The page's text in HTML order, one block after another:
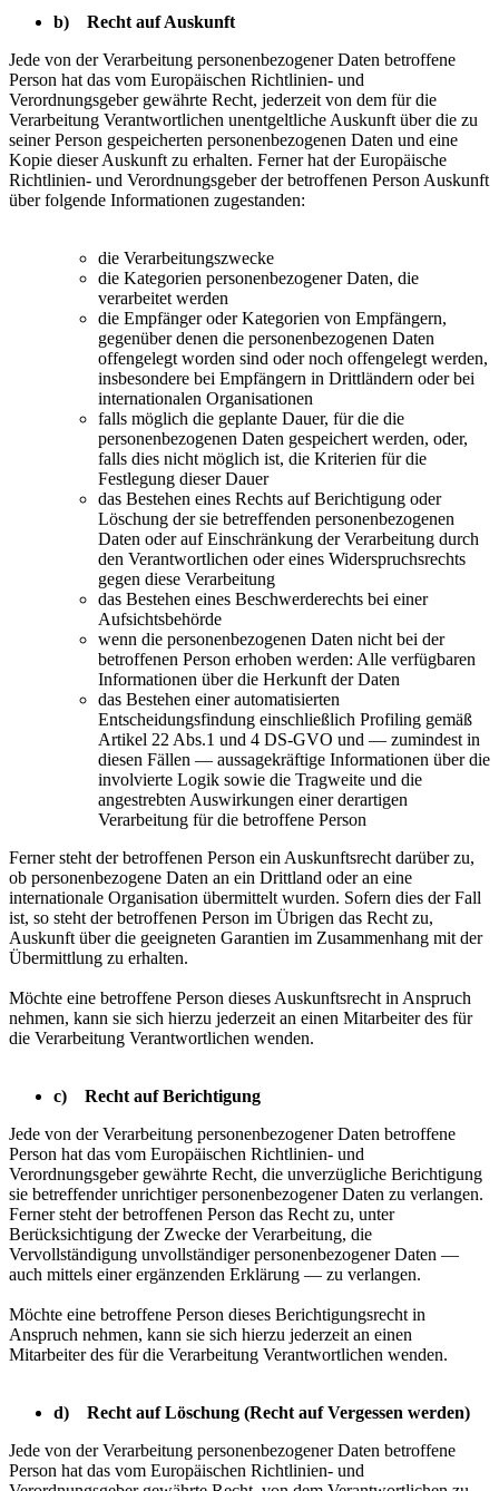
b) Recht auf Auskunft
Jede von der Verarbeitung personenbezogener Daten betroffene
Person hat das vom Europäischen Richtlinien- und
Verordnungsgeber gewährte Recht, jederzeit von dem für die
Verarbeitung Verantwortlichen unentgeltliche Auskunft über die zu
seiner Person gespeicherten personenbezogenen Daten und eine
Kopie dieser Auskunft zu erhalten. Ferner hat der Europäische
Richtlinien- und Verordnungsgeber der betroffenen Person Auskunft
über folgende Informationen zugestanden:
die Verarbeitungszwecke
die Kategorien personenbezogener Daten, die
verarbeitet werden
die Empfänger oder Kategorien von Empfängern,
gegenüber denen die personenbezogenen Daten
offengelegt worden sind oder noch offengelegt werden,
insbesondere bei Empfängern in Drittländern oder bei
internationalen Organisationen
falls möglich die geplante Dauer, für die die
personenbezogenen Daten gespeichert werden, oder,
falls dies nicht möglich ist, die Kriterien für die
Festlegung dieser Dauer
das Bestehen eines Rechts auf Berichtigung oder
Löschung der sie betreffenden personenbezogenen
Daten oder auf Einschränkung der Verarbeitung durch
den Verantwortlichen oder eines Widerspruchsrechts
gegen diese Verarbeitung
das Bestehen eines Beschwerderechts bei einer
Aufsichtsbehörde
wenn die personenbezogenen Daten nicht bei der
betroffenen Person erhoben werden: Alle verfügbaren
Informationen über die Herkunft der Daten
das Bestehen einer automatisierten
Entscheidungsfindung einschließlich Profiling gemäß
Artikel 22 Abs.1 und 4 DS-GVO und — zumindest in
diesen Fällen — aussagekräftige Informationen über die
involvierte Logik sowie die Tragweite und die
angestrebten Auswirkungen einer derartigen
Verarbeitung für die betroffene Person
Ferner steht der betroffenen Person ein Auskunftsrecht darüber zu,
ob personenbezogene Daten an ein Drittland oder an eine
internationale Organisation übermittelt wurden. Sofern dies der Fall
ist, so steht der betroffenen Person im Übrigen das Recht zu,
Auskunft über die geeigneten Garantien im Zusammenhang mit der
Übermittlung zu erhalten.
Möchte eine betroffene Person dieses Auskunftsrecht in Anspruch
nehmen, kann sie sich hierzu jederzeit an einen Mitarbeiter des für
die Verarbeitung Verantwortlichen wenden.
c) Recht auf Berichtigung
Jede von der Verarbeitung personenbezogener Daten betroffene
Person hat das vom Europäischen Richtlinien- und
Verordnungsgeber gewährte Recht, die unverzügliche Berichtigung
sie betreffender unrichtiger personenbezogener Daten zu verlangen.
Ferner steht der betroffenen Person das Recht zu, unter
Berücksichtigung der Zwecke der Verarbeitung, die
Vervollständigung unvollständiger personenbezogener Daten —
auch mittels einer ergänzenden Erklärung — zu verlangen.
Möchte eine betroffene Person dieses Berichtigungsrecht in
Anspruch nehmen, kann sie sich hierzu jederzeit an einen
Mitarbeiter des für die Verarbeitung Verantwortlichen wenden.
d) Recht auf Löschung (Recht auf Vergessen werden)
Jede von der Verarbeitung personenbezogener Daten betroffene
Person hat das vom Europäischen Richtlinien- und